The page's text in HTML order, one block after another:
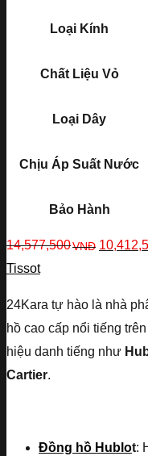
Loại Kính
Chất Liệu Vỏ
Loại Dây
Chịu Áp Suất Nước
Bảo Hành
14,577,500VNĐ
Tissot
24Kara tự hào là nhà
hồ cao cấp nổi tiếng
hiệu danh tiếng như
Cartier.
Đồng hồ Hublot: